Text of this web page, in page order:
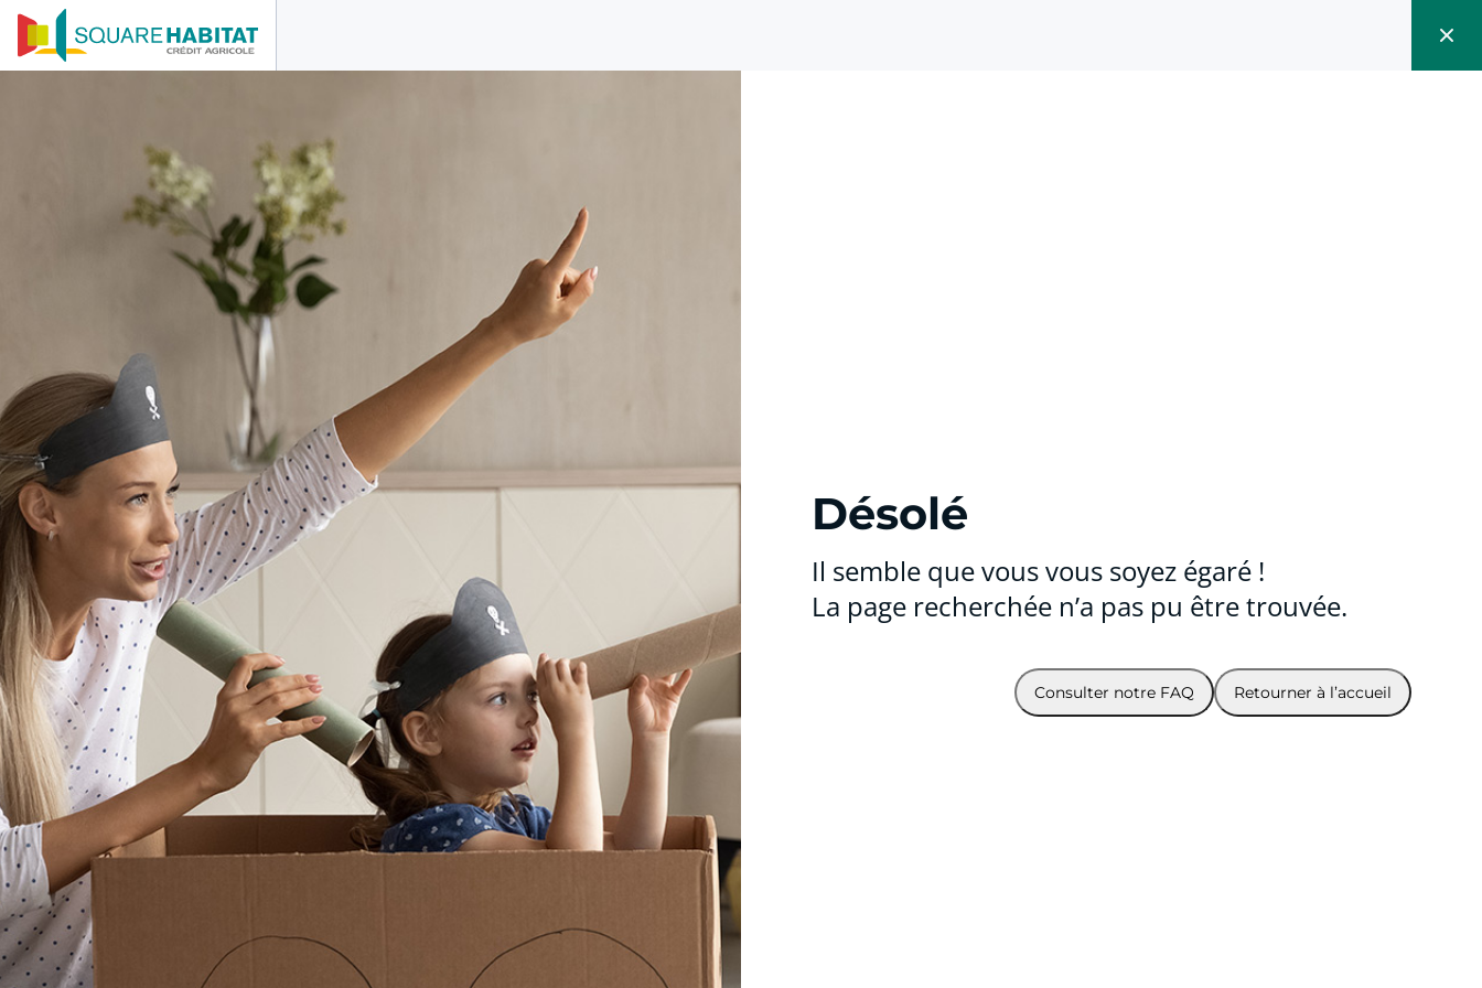
Désolé
Il semble que vous vous soyez égaré !
La page recherchée n’a pas pu être trouvée.
Consulter notre FAQ Retourner à l’accueil